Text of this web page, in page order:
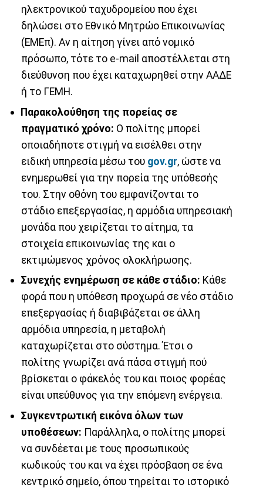
ηλεκτρονικού ταχυδρομείου που έχει
δηλώσει στο Εθνικό Μητρώο Επικοινωνίας
(ΕΜΕπ). Αν η αίτηση γίνει από νομικό
πρόσωπο, τότε το e-mail αποστέλλεται στη
διεύθυνση που έχει καταχωρηθεί στην ΑΑΔΕ
ή το ΓΕΜΗ.
Παρακολούθηση της πορείας σε
πραγματικό χρόνο: Ο πολίτης μπορεί
οποιαδήποτε στιγμή να εισέλθει στην
ειδική υπηρεσία μέσω του gov.gr, ώστε να
ενημερωθεί για την πορεία της υπόθεσής
του. Στην οθόνη του εμφανίζονται το
στάδιο επεξεργασίας, η αρμόδια υπηρεσιακή
μονάδα που χειρίζεται το αίτημα, τα
στοιχεία επικοινωνίας της και ο
εκτιμώμενος χρόνος ολοκλήρωσης.
Συνεχής ενημέρωση σε κάθε στάδιο: Κάθε
φορά που η υπόθεση προχωρά σε νέο στάδιο
επεξεργασίας ή διαβιβάζεται σε άλλη
αρμόδια υπηρεσία, η μεταβολή
καταχωρίζεται στο σύστημα. Έτσι ο
πολίτης γνωρίζει ανά πάσα στιγμή πού
βρίσκεται ο φάκελός του και ποιος φορέας
είναι υπεύθυνος για την επόμενη ενέργεια.
Συγκεντρωτική εικόνα όλων των
υποθέσεων: Παράλληλα, ο πολίτης μπορεί
να συνδέεται με τους προσωπικούς
κωδικούς του και να έχει πρόσβαση σε ένα
κεντρικό σημείο, όπου τηρείται το ιστορικό